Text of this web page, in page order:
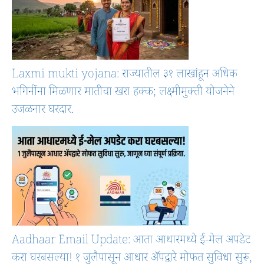
Laxmi mukti yojana: राज्यातील ३१ लाखांहून अधिक
भगिनींना मिळणार मातीचा खरा हक्क; लक्ष्मीमुक्ती योजनेने
उजळनार घरदार.
Aadhaar Email Update: आता आधारमध्ये ई-मेल अपडेट
करा घरबसल्या! १ जुलैपासून आधार ॲपद्वारे मोफत सुविधा सुरू,